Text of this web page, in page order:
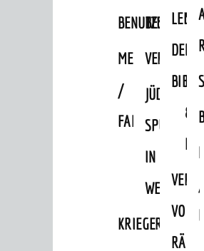
BENUTZUNG
MELDEKARTEI
/
JÜDISCHE
SPUREN
IN
WEINHEIM
DER
&
VON
/
Amtliche
Ausschreibungen
Stellenangebote
Infos zum Coronavirus
Sag's doch